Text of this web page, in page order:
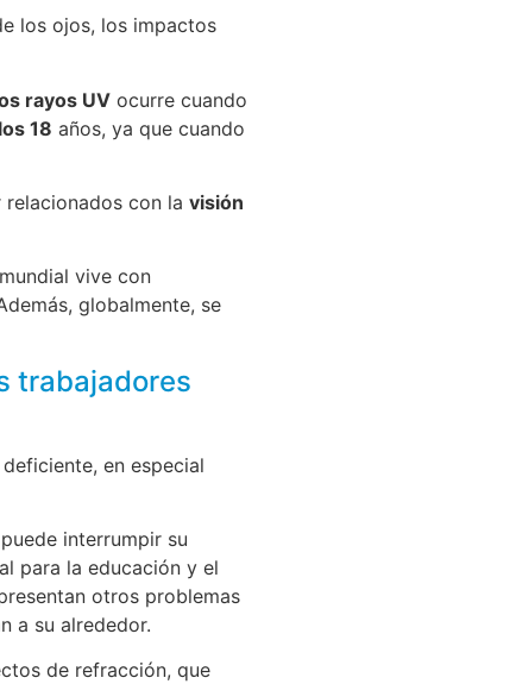
los ojos, los impactos
rayos UV ocurre cuando
18 años, ya que cuando
con la visión
vive con
globalmente, se
trabajadores
en especial
interrumpir su
para la educación y el
otros problemas
a su alrededor.
de refracción, que